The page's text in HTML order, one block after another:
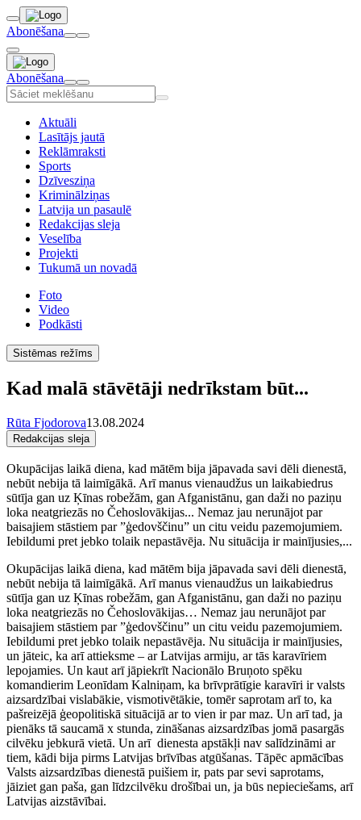
Abonēšana
Abonēšana
Aktuāli
Lasītājs jautā
Reklāmraksti
Sports
Dzīvesziņa
Kriminālziņas
Latvija un pasaulē
Redakcijas sleja
Veselība
Projekti
Tukumā un novadā
Foto
Video
Podkāsti
Sistēmas režīms
Kad malā stāvētāji nedrīkstam būt...
Rūta Fjodorova13.08.2024
Redakcijas sleja
Okupācijas laikā diena, kad mātēm bija jāpavada savi dēli dienestā,
nebūt nebija tā laimīgākā. Arī manus vienaudžus un laikabiedrus
sūtīja gan uz Ķīnas robežām, gan Afganistānu, gan daži no paziņu
loka neatgriezās no Čehoslovākijas... Nemaz jau nerunājot par
baisajiem stāstiem par ”ģedovščinu” un citu veidu pazemojumiem.
Iebildumi pret jebko tolaik nepastāvēja. Nu situācija ir mainījusies,...
Okupācijas laikā diena, kad mātēm bija jāpavada savi dēli dienestā,
nebūt nebija tā laimīgākā. Arī manus vienaudžus un laikabiedrus
sūtīja gan uz Ķīnas robežām, gan Afganistānu, gan daži no paziņu
loka neatgriezās no Čehoslovākijas… Nemaz jau nerunājot par
baisajiem stāstiem par ”ģedovščinu” un citu veidu pazemojumiem.
Iebildumi pret jebko tolaik nepastāvēja. Nu situācija ir mainījusies,
un jāteic, ka arī attieksme – ar Latvijas armiju, ar tās karavīriem
lepojamies. Un kaut arī jāpiekrīt Nacionālo Bruņoto spēku
komandierim Leonīdam Kalniņam, ka brīvprātīgie karavīri ir valsts
aizsardzībai vislabākie, vismotivētākie, tomēr saprotam arī to, ka
pašreizējā ģeopolitiskā situācijā ar to vien ir par maz. Un arī tad, ja
pienāks tā saucamā x stunda, zināšanas aizsardzības jomā pasargās
cilvēku jebkurā vietā. Un arī dienesta apstākļi nav salīdzināmi ar
tiem, kādi bija pirms Latvijas brīvības atgūšanas. Tāpēc apmācības
Valsts aizsardzības dienestā puišiem ir, pats par sevi saprotams,
jāiziet gan paša, gan līdzcilvēku drošībai un, ja būs nepieciešams, arī
Latvijas aizstāvībai.